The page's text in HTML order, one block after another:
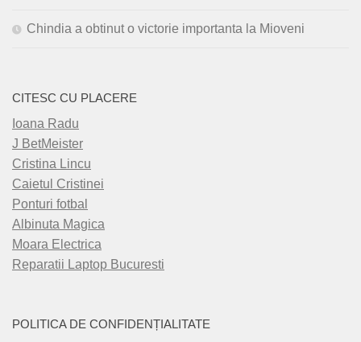
Chindia a obtinut o victorie importanta la Mioveni
CITESC CU PLACERE
Ioana Radu
J BetMeister
Cristina Lincu
Caietul Cristinei
Ponturi fotbal
Albinuta Magica
Moara Electrica
Reparatii Laptop Bucuresti
POLITICA DE CONFIDENȚIALITATE